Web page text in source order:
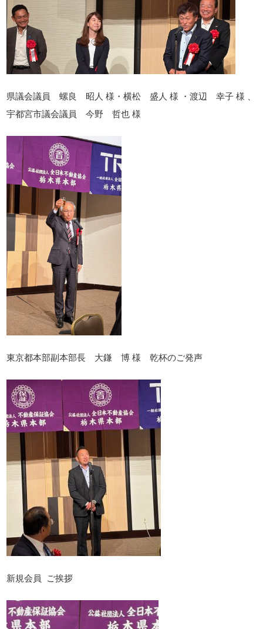
県議会議員 螺良 昭人 様・横松 盛人 様 ・渡辺 幸子 様 、
宇都宮市議会議員 今野 哲也 様
東京都本部副本部長 大鎌 博 様 乾杯のご発声
新規会員 ご挨拶